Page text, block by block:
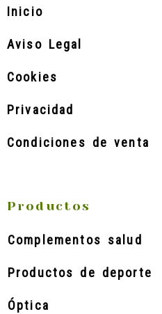
Inicio
Aviso Legal
Cookies
Privacidad
Condiciones de venta
Productos
Complementos salud
Productos de deporte
Óptica